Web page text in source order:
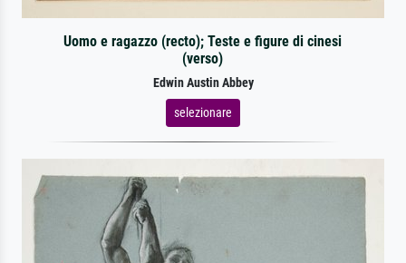
Uomo e ragazzo (recto); Teste e figure di cinesi
(verso)
Edwin Austin Abbey
selezionare